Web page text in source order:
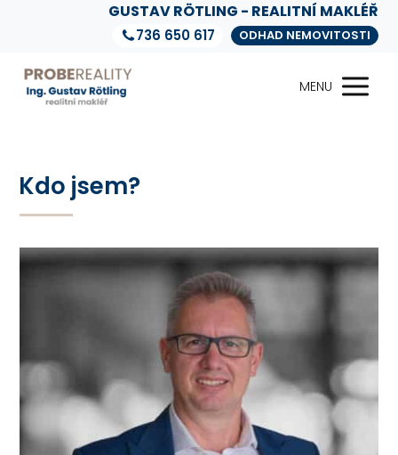
GUSTAV RÖTLING - REALITNÍ MAKLÉŘ
736 650 617 ODHAD NEMOVITOSTI
MENU
Kdo jsem?